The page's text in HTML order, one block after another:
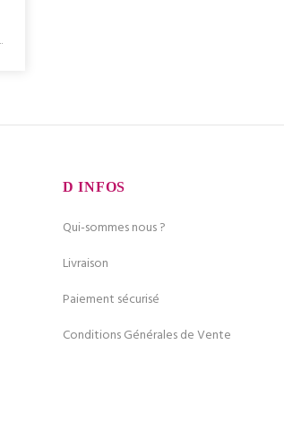
INFOS
Qui-sommes nous ?
Livraison
Paiement sécurisé
Conditions Générales de Vente